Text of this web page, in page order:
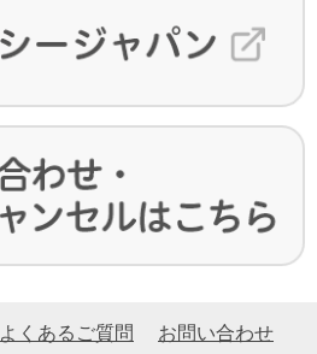
よくあるご質問 お問い合わせ